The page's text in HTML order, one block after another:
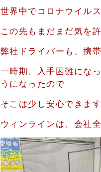
世界中でコロナウイル
この先もまだまだ気を
弊社ドライバーも、携
一時期、入手困難にな
うになったので
そこは少し安心できます
ウィンラインは、会社